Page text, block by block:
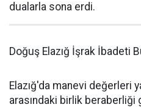
dualarla sona erdi.
Doğuş Elazığ İşrak İbadeti
Elazığ'da manevi değerleri
arasındaki birlik beraberliği